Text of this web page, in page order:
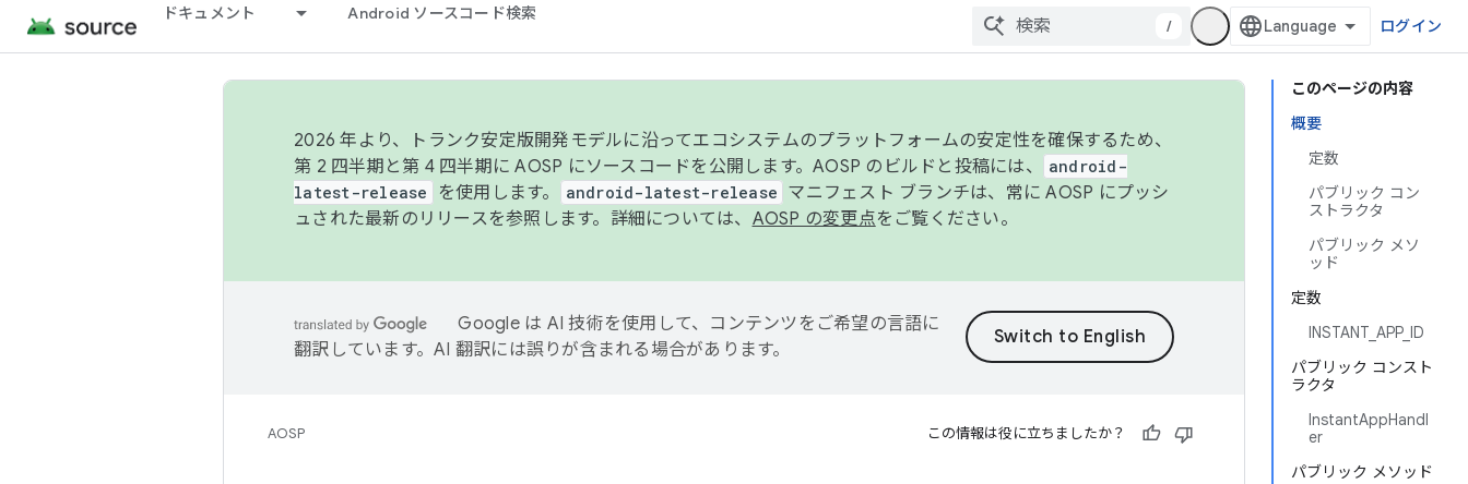
ドキュメント Android ソースコード検索
/ ログイン
このページの内容
概要
定数
パブリック コン
ストラクタ
パブリック メソ
ッド
定数
INSTANT_APP_ID
パブリック コンスト
ラクタ
InstantAppHandl
er
パブリック メソッド
2026 年より、トランク安定版開発モデルに沿ってエコシステムのプラットフォームの安定性を確保するため、
第 2 四半期と第 4 四半期に AOSP にソースコードを公開します。AOSP のビルドと投稿には、
android-
latest-release
を使用します。 android-latest-release マニフェスト ブランチは、常に AOSP にプッシ
ュされた最新のリリースを参照します。詳細については、 AOSP の変更点をご覧ください。
Google は AI 技術を使用して、コンテンツをご希望の言語に
翻訳しています。AI 翻訳には誤りが含まれる場合があります。
AOSP この情報は役に立ちましたか？